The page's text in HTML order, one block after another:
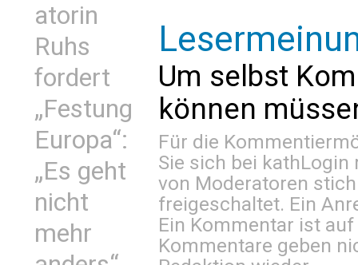
atorin
Ruhs
fordert
„Festung
Europa“:
„Es geht
nicht
mehr
Um selbst
können
Für die
Sie sich bei kathLogin
von Moderatoren
freigeschaltet. Ein
Ein Kommentar ist
Kommentare geben